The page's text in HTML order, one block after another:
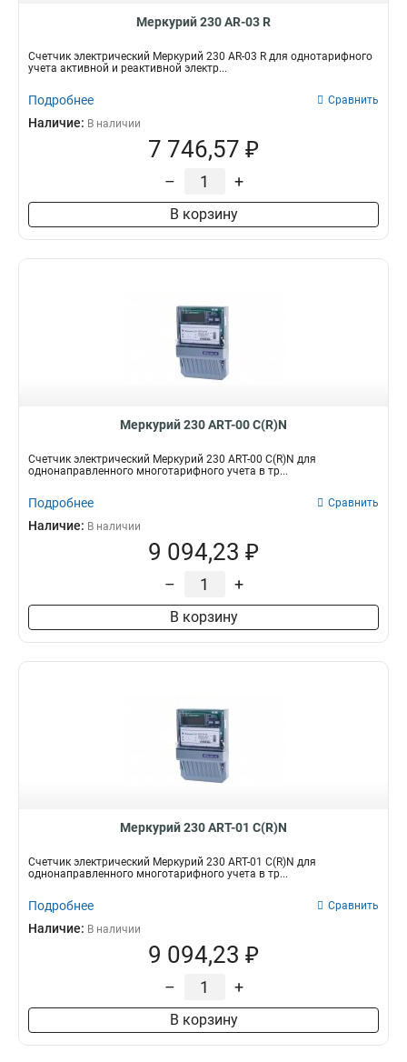
Меркурий 230 AR-03 R
Счетчик электрический Меркурий 230 AR-03 R для однотарифного
учета активной и реактивной электр...
Подробнее Сравнить
Наличие: В наличии
7 746,57 ₽
– +
В корзину
Меркурий 230 АRT-00 С(R)N
Счетчик электрический Меркурий 230 АRT-00 С(R)N для
однонаправленного многотарифного учета в тр...
Подробнее Сравнить
Наличие: В наличии
9 094,23 ₽
– +
В корзину
Меркурий 230 АRT-01 С(R)N
Счетчик электрический Меркурий 230 АRT-01 С(R)N для
однонаправленного многотарифного учета в тр...
Подробнее Сравнить
Наличие: В наличии
9 094,23 ₽
– +
В корзину